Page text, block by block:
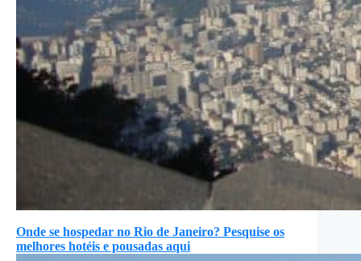
Onde se hospedar no Rio de Janeiro? Pesquise os
melhores hotéis e pousadas aqui